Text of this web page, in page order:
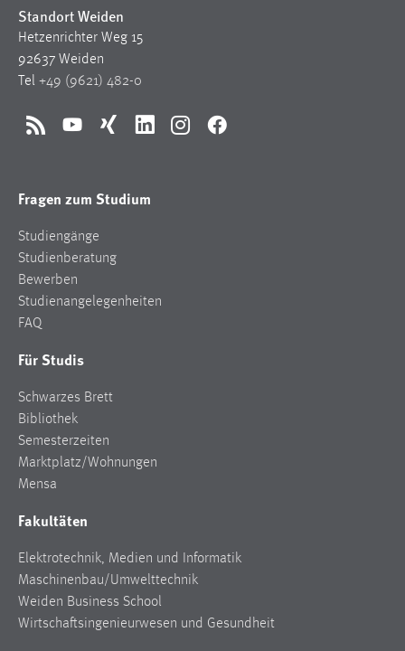
Standort Weiden
Hetzenrichter Weg 15
92637 Weiden
Tel +49 (9621) 482-0
RSS YouTubeXing LinkedInInstagramFacebook
Fragen zum Studium
Studiengänge
Studienberatung
Bewerben
Studienangelegenheiten
FAQ
Für Studis
Schwarzes Brett
Bibliothek
Semesterzeiten
Marktplatz/Wohnungen
Mensa
Fakultäten
Elektrotechnik, Medien und Informatik
Maschinenbau/Umwelttechnik
Weiden Business School
Wirtschaftsingenieurwesen und Gesundheit